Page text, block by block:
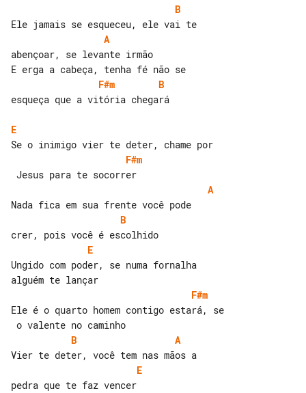
B
A
abençoar, se levante irmão
F#m
B
esqueça que a vitória chegará
E
F#m
A
B
E
Ungido com poder, se numa fornalha
F#m
Ele é o quarto homem contigo estará, se
B
A
E
pedra que te faz vencer